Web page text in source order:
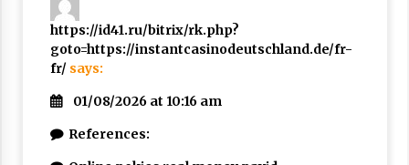
https://id41.ru/bitrix/rk.php?
goto=https://instantcasinodeutschland.de/fr-
fr/ says:
01/08/2026 at 10:16 am
References: